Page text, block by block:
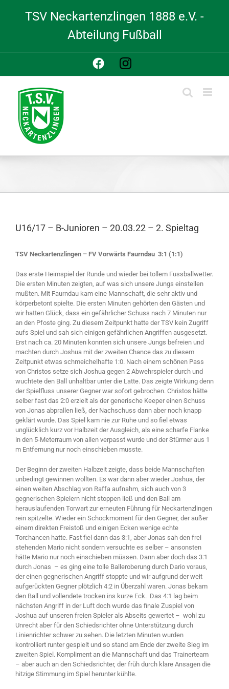
TSV Neckartenzlingen 1888 e.V. -
Abteilung Fußball
FacebookInstagram
U16/17 – B-Junioren – 20.03.22 – 2. Spieltag
TSV Neckartenzlingen – FV Vorwärts Faurndau 3:1 (1:1)
Das erste Heimspiel der Runde und wieder bei tollem Fussballwetter.
Die ersten Minuten zeigten, auf was sich unsere Jungs einstellen
mußten. Mit Faurndau kam eine Mannschaft, die sehr aktiv und
körperbetont spielte. Die ersten Minuten gehörten den Gästen und
wir hatten Glück, dass ein gefährlicher Schuss nach 7 Minuten nur
an den Pfoste ging. Zu diesem Zeitpunkt hatte der TSV kein Zugriff
aufs Spiel und sah sich einigen gefährlichen Angriffen ausgesetzt.
Erst nach ca. 20 Minuten konnten sich unsere Jungs befreien und
machten durch Joshua mit der zweiten Chance das zu diesem
Zeitpunkt etwas schmeichelhafte 1:0. Nach einem schönen Pass
von Christos setze sich Joshua gegen 2 Abwehrspieler durch und
wuchtete den Ball unhaltbar unter die Latte. Das zeigte Wirkung denn
der Spielfluss unserer Gegner war sofort gebrochen. Christos hätte
selber fast das 2:0 erzielt als der generische Keeper einen Schuss
von Jonas abprallen ließ, der Nachschuss dann aber noch knapp
geklärt wurde. Das Spiel kam nie zur Ruhe und so fiel etwas
unglücklich kurz vor Halbzeit der Ausgleich, als eine scharfe Flanke
in den 5-Meterraum von allen verpasst wurde und der Stürmer aus 1
m Entfernung nur noch einschieben musste.
Der Beginn der zweiten Halbzeit zeigte, dass beide Mannschaften
unbedingt gewinnen wollten. Es war dann aber wieder Joshua, der
einen weiten Abschlag von Raffa aufnahm, sich auch von 3
gegnerischen Spielern nicht stoppen ließ und den Ball am
herauslaufenden Torwart zur erneuten Führung für Neckartenzlingen
rein spitzelte. Wieder ein Schockmoment für den Gegner, der außer
einem direkten Freistoß und einigen Ecken wenige echte
Torchancen hatte. Fast fiel dann das 3:1, aber Jonas sah den frei
stehenden Mario nicht sondern versuchte es selber – ansonsten
hätte Mario nur noch einschieben müssen. Dann aber doch das 3:1
durch Jonas – es ging eine tolle Balleroberung durch Dario voraus,
der einen gegnerischen Angriff stoppte und wir aufgrund der weit
aufgerückten Gegner plötzlich 4:2 in Überzahl waren. Jonas bekam
den Ball und vollendete trocken ins kurze Eck. Das 4:1 lag beim
nächsten Angriff in der Luft doch wurde das finale Zuspiel von
Joshua auf unseren freien Spieler als Abseits gewertet – wohl zu
Unrecht aber für den Schiedsrichter ohne Unterstützung durch
Linienrichter schwer zu sehen. Die letzten Minuten wurden
kontrolliert runter gespielt und so stand am Ende der zweite Sieg im
zweiten Spiel. Kompliment an die Mannschaft und das Trainerteam
– aber auch an den Schiedsrichter, der früh durch klare Ansagen die
hitzige Stimmung im Spiel herunter kühlte.